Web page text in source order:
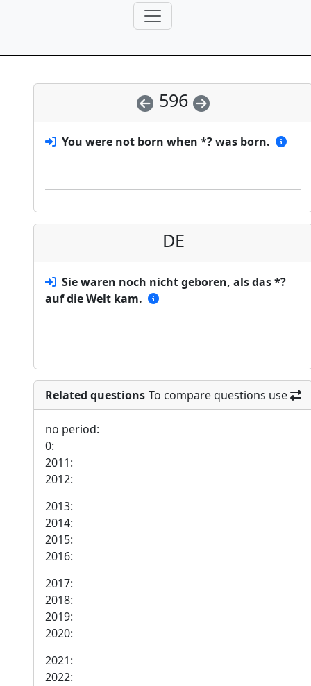
596
You were not born when *? was born.
DE
Sie waren noch nicht geboren, als das *?
auf die Welt kam.
Related questions To compare questions use
no period:
0:
2011:
2012:
2013:
2014:
2015:
2016:
2017:
2018:
2019:
2020:
2021:
2022: